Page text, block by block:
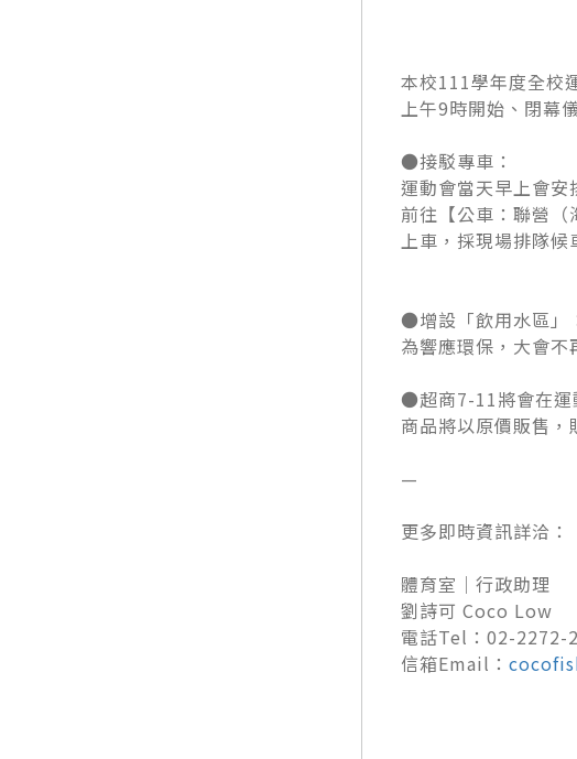
本校111學年度全校
上午9時開始、閉幕
●接駁專車：
運動會當天早上會
前往【公車：聯營
上車，採現場排隊候
●增設「飲用水區」
為響應環保，大會
●超商7-11將會在運
商品將以原價販售，
—
更多即時資訊詳洽：
體育室│行政助理
劉詩可 Coco Low
電話Tel：02-2272-
信箱Email：